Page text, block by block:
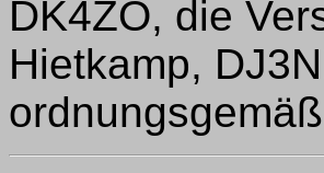
DK4ZO, die
Hietkamp,